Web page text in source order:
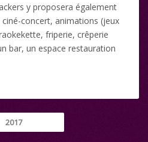
y proposera également
ciné-concert, animations (jeux
friperie, crêperie
bar, un espace restauration
2017